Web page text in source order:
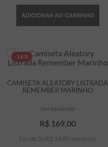
ADICIONAR AO CARRINHO
-26%
CAMISETA ALEATORY LISTRADA
REMEMBER MARINHO
R$229,00
R$ 169,00
Em até 5 x R$ 33 80 sem juros